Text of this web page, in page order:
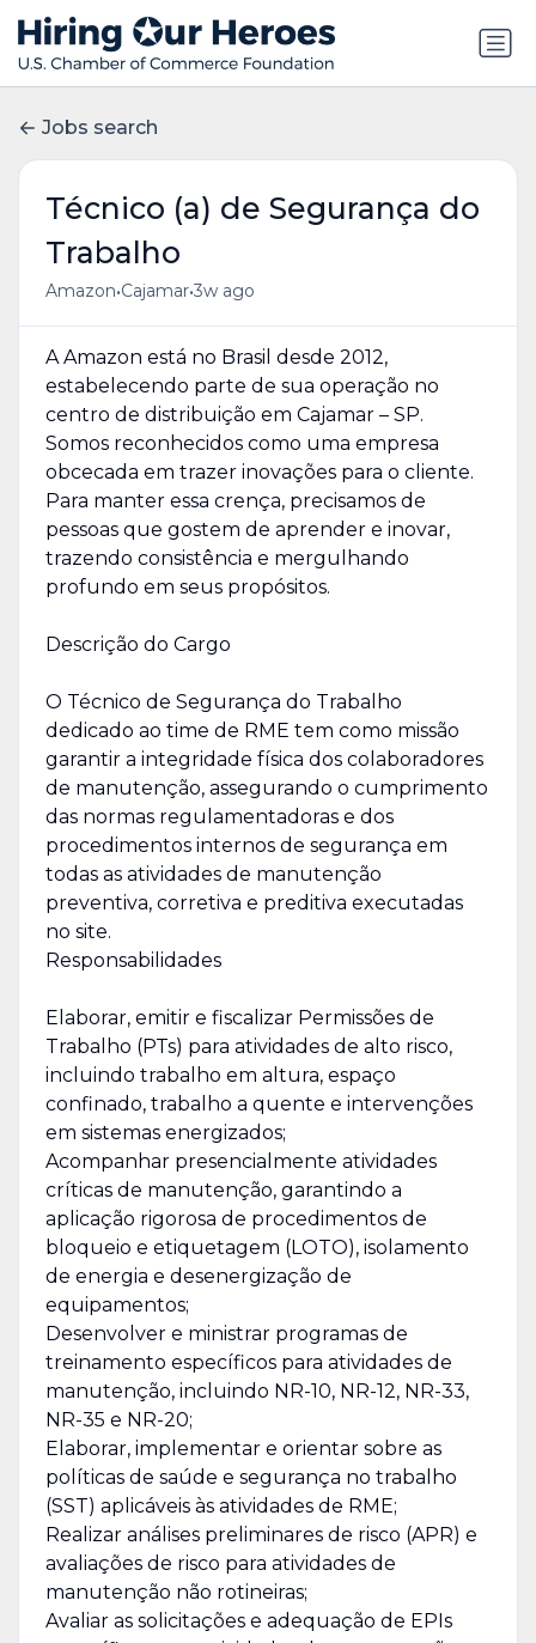
Jobs search
Técnico (a) de Segurança do
Trabalho
Amazon•Cajamar•3w ago
A Amazon está no Brasil desde 2012,
estabelecendo parte de sua operação no
centro de distribuição em Cajamar – SP.
Somos reconhecidos como uma empresa
obcecada em trazer inovações para o cliente.
Para manter essa crença, precisamos de
pessoas que gostem de aprender e inovar,
trazendo consistência e mergulhando
profundo em seus propósitos.
Descrição do Cargo
O Técnico de Segurança do Trabalho
dedicado ao time de RME tem como missão
garantir a integridade física dos colaboradores
de manutenção, assegurando o cumprimento
das normas regulamentadoras e dos
procedimentos internos de segurança em
todas as atividades de manutenção
preventiva, corretiva e preditiva executadas
no site.
Responsabilidades
Elaborar, emitir e fiscalizar Permissões de
Trabalho (PTs) para atividades de alto risco,
incluindo trabalho em altura, espaço
confinado, trabalho a quente e intervenções
em sistemas energizados;
Acompanhar presencialmente atividades
críticas de manutenção, garantindo a
aplicação rigorosa de procedimentos de
bloqueio e etiquetagem (LOTO), isolamento
de energia e desenergização de
equipamentos;
Desenvolver e ministrar programas de
treinamento específicos para atividades de
manutenção, incluindo NR-10, NR-12, NR-33,
NR-35 e NR-20;
Elaborar, implementar e orientar sobre as
políticas de saúde e segurança no trabalho
(SST) aplicáveis às atividades de RME;
Realizar análises preliminares de risco (APR) e
avaliações de risco para atividades de
manutenção não rotineiras;
Avaliar as solicitações e adequação de EPIs